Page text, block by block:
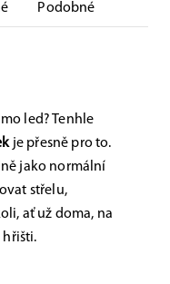
Podobné
led? Tenhle
je přesně pro to.
jako normální
střelu,
ať už doma, na
hřišti.